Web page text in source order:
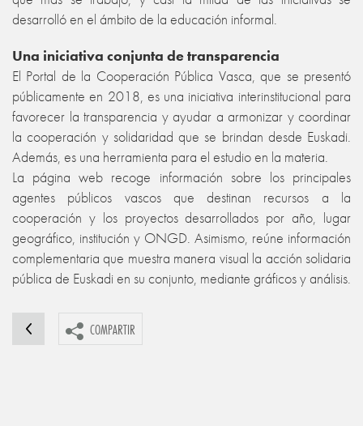
desarrolló en el ámbito de la educación informal.
Una iniciativa conjunta de transparencia
El Portal de la Cooperación Pública Vasca, que se presentó
públicamente en 2018, es una iniciativa interinstitucional para
favorecer la transparencia y ayudar a armonizar y coordinar
la cooperación y solidaridad que se brindan desde Euskadi.
Además, es una herramienta para el estudio en la materia.
La página web recoge información sobre los principales
agentes públicos vascos que destinan recursos a la
cooperación y los proyectos desarrollados por año, lugar
geográfico, institución y ONGD. Asimismo, reúne información
complementaria que muestra manera visual la acción solidaria
pública de Euskadi en su conjunto, mediante gráficos y análisis.
COMPARTIR